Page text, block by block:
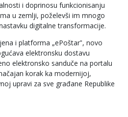
i doprinosu funkcionisanju
u zemlji, poželevši im mnogo
digitalne transformacije.
i platforma „ePoštarˮ, novo
elektronsku dostavu
elektronsko sanduče na portalu
korak ka modernijoj,
upravi za sve građane Republike